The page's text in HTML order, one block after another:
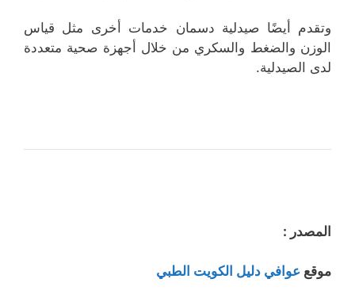
وتقدم أيضًا صيدلية دسمان خدمات أخرى مثل قياس
الوزن والضغط والسكري من خلال أجهزة صحية متعددة
لدى الصيدلية.
المصدر :
موقع عوافي دليل الكويت الطبي